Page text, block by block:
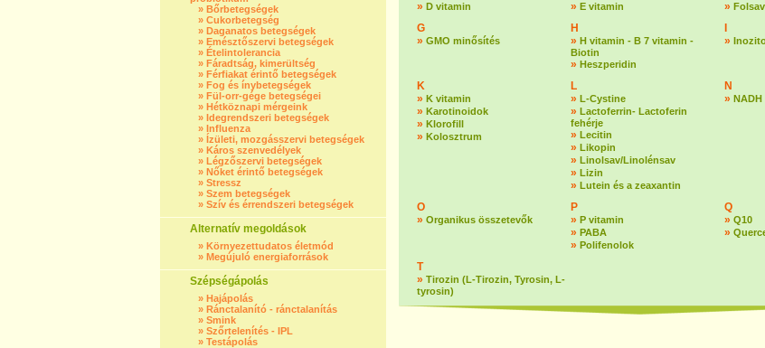
» Bőrbetegségek
» Cukorbetegség
» Daganatos betegségek
» Emésztőszervi betegségek
» Ételintolerancia
» Fáradtság, kimerültség
» Férfiakat érintő betegségek
» Fog és ínybetegségek
» Fül-orr-gége betegségei
» Hétköznapi mérgeink
» Idegrendszeri betegségek
» Influenza
» Ízületi, mozgásszervi betegségek
» Káros szenvedélyek
» Légzőszervi betegségek
» Nőket érintő betegségek
» Stressz
» Szem betegségek
» Szív és érrendszeri betegségek
Alternatív megoldások
» Környezettudatos életmód
» Megújuló energiaforrások
Szépségápolás
» Hajápolás
» Ránctalanító - ránctalanítás
» Smink
» Szőrtelenítés - IPL
» Testápolás
» D vitamin
» E vitamin
» Folsav
G
» GMO minősítés
H
» H vitamin - B 7 vitamin -
Biotin
» Heszperidin
»
K
» K vitamin
» Karotinoidok
» Klorofill
» Kolosztrum
L
» L-Cystine
» Lactoferrin- Lactoferin
fehérje
» Lecitin
» Likopin
» Linolsav/Linolénsav
» Lizin
» Lutein és a zeaxantin
N
» NADH
O
» Organikus összetevők
P
» P vitamin
» PABA
» Polifenolok
Q
» Q10
»
T
» Tirozin (L-Tirozin, Tyrosin, L-
tyrosin)